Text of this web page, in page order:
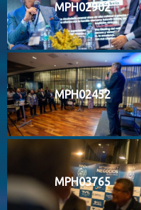
MPH02902
MPH02452
MPH03765